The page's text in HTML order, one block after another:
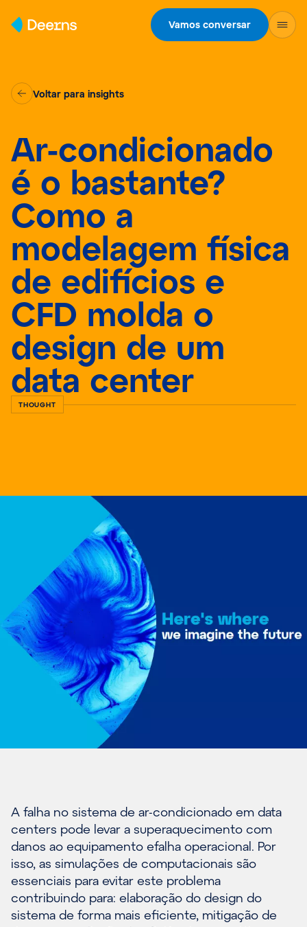
Vamos conversar
Voltar para insights
Ar-condicionado
é o bastante?
Como a
modelagem física
de edifícios e
CFD molda o
design de um
data center
THOUGHT
A falha no sistema de ar-condicionado em data
centers pode levar a superaquecimento com
danos ao equipamento efalha operacional. Por
isso, as simulações de computacionais são
essenciais para evitar este problema
contribuindo para: elaboração do design do
sistema de forma mais eficiente, mitigação de